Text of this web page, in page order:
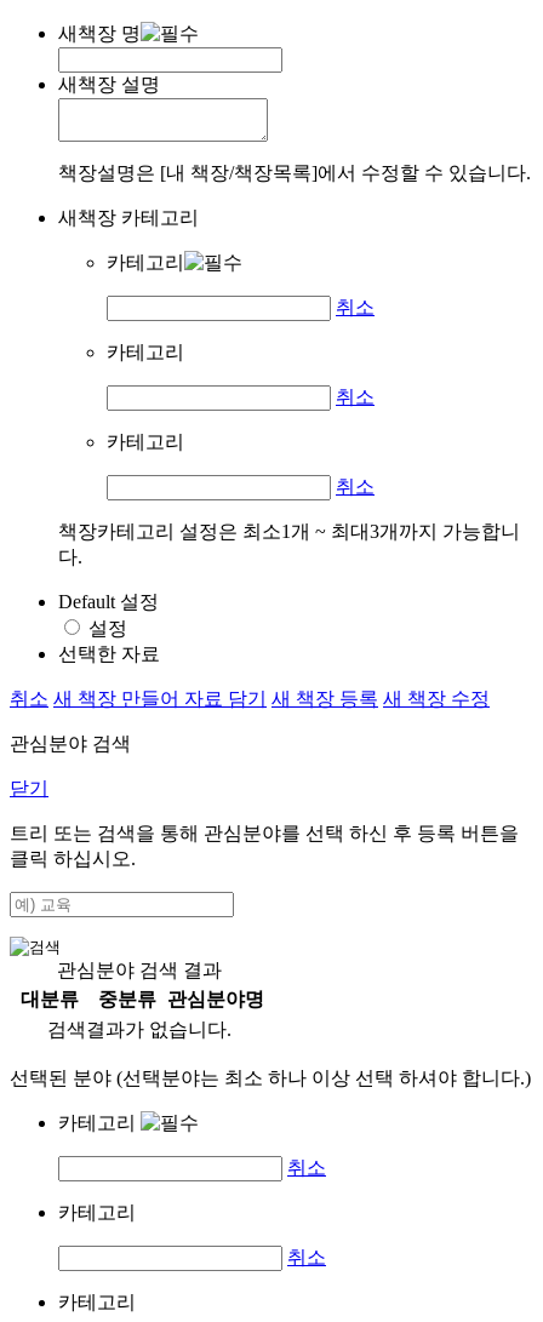
새책장 명
새책장 설명
책장설명은 [내 책장/책장목록]에서 수정할 수 있습니다.
새책장 카테고리
카테고리
취소
카테고리
취소
카테고리
취소
책장카테고리 설정은 최소1개 ~ 최대3개까지 가능합니
다.
Default 설정
설정
선택한 자료
취소 새 책장 만들어 자료 담기 새 책장 등록 새 책장 수정
관심분야 검색
닫기
트리 또는 검색을 통해 관심분야를 선택 하신 후 등록 버튼을
클릭 하십시오.
관심분야 검색 결과
대분류
중분류
관심분야명
검색결과가 없습니다.
선택된 분야 (선택분야는 최소 하나 이상 선택 하셔야 합니다.)
카테고리
취소
카테고리
취소
카테고리